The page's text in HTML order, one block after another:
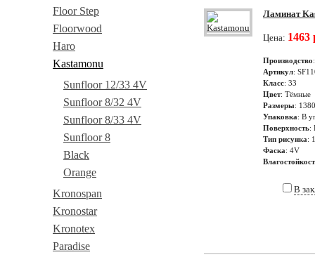
Floor Step
Floorwood
Haro
Kastamonu
Sunfloor 12/33 4V
Sunfloor 8/32 4V
Sunfloor 8/33 4V
Sunfloor 8
Black
Orange
Kronospan
Kronostar
Kronotex
Paradise
Ламинат
Цена: 1463
Производство
Артикул:
Класс: 33
Цвет: Тёмные
Размеры:
Упаковка: В
Поверхность:
Тип рисунка:
Фаска: 4V
В